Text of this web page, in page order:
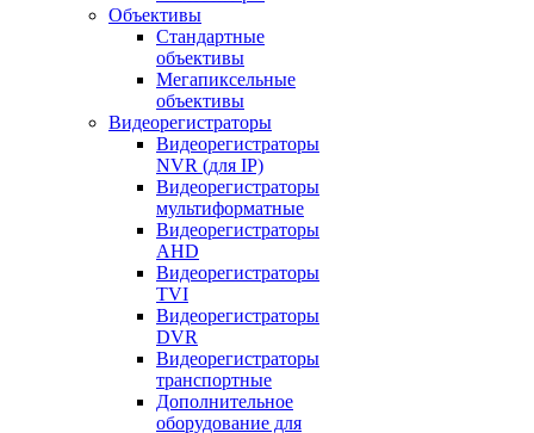
Объективы
Стандартные
объективы
Мегапиксельные
объективы
Видеорегистраторы
Видеорегистраторы
NVR (для IP)
Видеорегистраторы
мультиформатные
Видеорегистраторы
AHD
Видеорегистраторы
TVI
Видеорегистраторы
DVR
Видеорегистраторы
транспортные
Дополнительное
оборудование для